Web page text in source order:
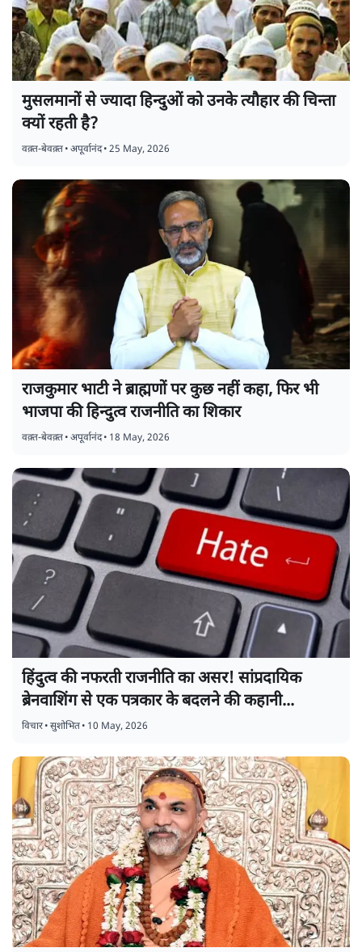
मुसलमानों से ज्यादा हिन्दुओं को उनके त्यौहार की चिन्ता
क्यों रहती है?
वक़्त-बेवक़्त•अपूर्वानंद•25 May, 2026
राजकुमार भाटी ने ब्राह्मणों पर कुछ नहीं कहा, फिर भी
भाजपा की हिन्दुत्व राजनीति का शिकार
वक़्त-बेवक़्त•अपूर्वानंद• 18 May, 2026
हिंदुत्व की नफरती राजनीति का असर! सांप्रदायिक
ब्रेनवाशिंग से एक पत्रकार के बदलने की कहानी...
विचार•सुशोभित• 10 May, 2026